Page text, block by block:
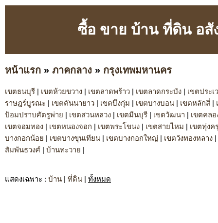
ซื้อ ขาย บ้าน ที่ดิน อสั
หน้าแรก » ภาคกลาง » กรุงเทพมหานคร
เขตธนบุรี | เขตห้วยขวาง | เขตลาดพร้าว | เขตลาดกระบัง | เขตประเ
ราษฎร์บูรณะ | เขตคันนายาว | เขตบึงกุ่ม | เขตบางบอน | เขตหลักสี่ |
ป้อมปราบศัตรูพ่าย | เขตสวนหลวง | เขตมีนบุรี | เขตวัฒนา | เขตคลอ
เขตจอมทอง | เขตหนองจอก | เขตพระโขนง | เขตสายไหม | เขตทุ่งค
บางกอกน้อย | เขตบางขุนเทียน | เขตบางกอกใหญ่ | เขตวังทองหลาง |
สัมพันธวงศ์ | บ้านทะวาย |
แสดงเฉพาะ : บ้าน | ที่ดิน | ทั้งหมด